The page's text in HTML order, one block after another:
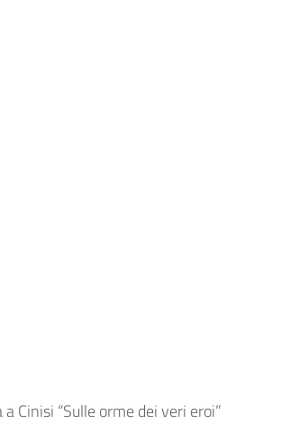
Cinisi “Sulle orme dei veri eroi”